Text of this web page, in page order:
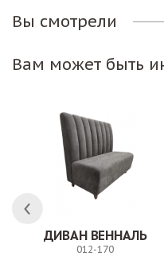
Вы смотрели
Вам может быть
ДИВАН ВЕННАЛЬ
012-170